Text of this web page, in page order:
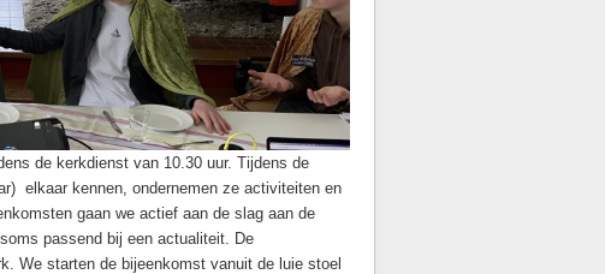
de kerkdienst van 10.30 uur. Tijdens de
elkaar kennen, ondernemen ze activiteiten en
gaan we actief aan de slag aan de
passend bij een actualiteit. De
We starten de bijeenkomst vanuit de luie stoel